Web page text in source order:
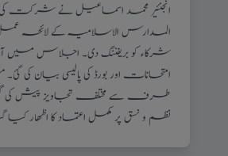
انجنئیر محمد اسماعیل نے شرکت
المدارس الاسلامیہ کے لائحہ
شرکاء کو بریفننگ دی۔ اجلاس میں
امتحانات اور بورڈ کی پالیسی بیان کی گئ۔
طرف سے مختلف تجاویز پیش کی
نظم و نسق پر مکمل اعتماد کا اظھار کیا